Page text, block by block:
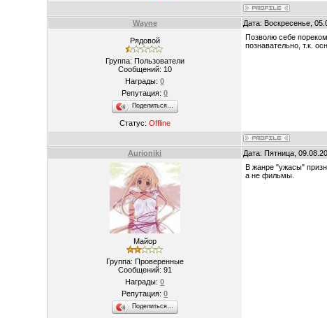
Wayne Дата: Воскресенье,
Рядовой
Группа: Пользователи
Сообщений: 10
Награды:0
Репутация:0
Поделиться…
Статус: Offline
Позволю себе
познавательно, т.к.
Aurioniki Дата: Пятница,
Майор
Группа: Проверенные
Сообщений: 91
Награды:0
Репутация:0
Поделиться…
В жанре "ужасы"
а не фильмы.